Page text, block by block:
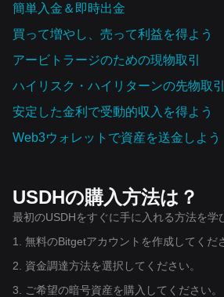
簡単入金＆即時出金
買って増やし、売って利益を得よう
アービトラージのための現物取引
ハイリスク・ハイリターンの先物取引
安定した金利で受動的収入を得よう
Web3ウォレットで資産を‌送金しよう
USDHの購入方法は？
最初のUSDHをすぐに手に入れる方法を学
1. 無料のBitgetアカウントを作成してくだ
2. 資金調達方法を選択してください。
3. ご希望の暗号資産を購入してください。